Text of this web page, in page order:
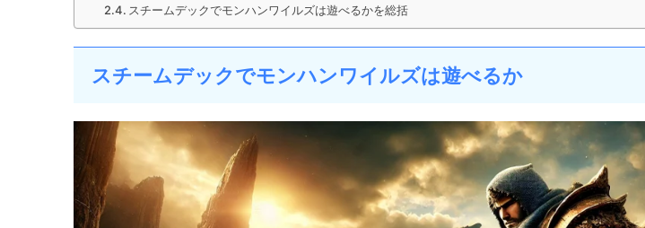
スチームデックでモンハンワイルズは遊べるかを総括
スチームデックでモンハンワイルズは遊べるか